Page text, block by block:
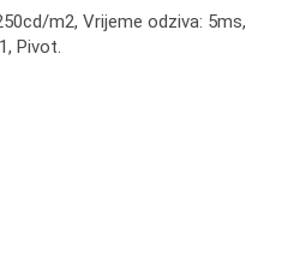
m2, Vrijeme odziva: 5ms,
Pivot.